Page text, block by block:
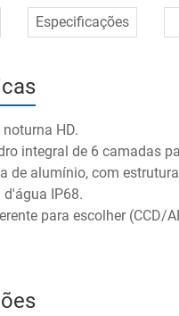
Especificações
noturna HD.
integral de 6 camadas
de alumínio, com
IP68.
para escolher (CCD/